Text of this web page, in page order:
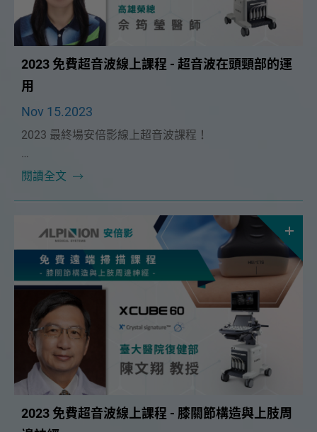
2023 免費超音波線上課程 - 超音波在頭頸部的運
用
Nov 15.2023
2023 最終場安倍影線上超音波課程！
本次課程很榮幸邀請到🔥高雄榮總耳鼻喉科 佘筠瑩醫師
閱讀全文
2023 免費超音波線上課程 - 膝關節構造與上肢周